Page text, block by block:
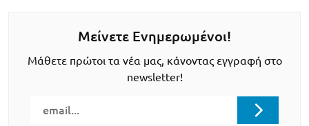
Μείνετε Ενημερωμένοι!
Μάθετε πρώτοι τα νέα μας, κάνοντας εγγραφή στο
newsletter!